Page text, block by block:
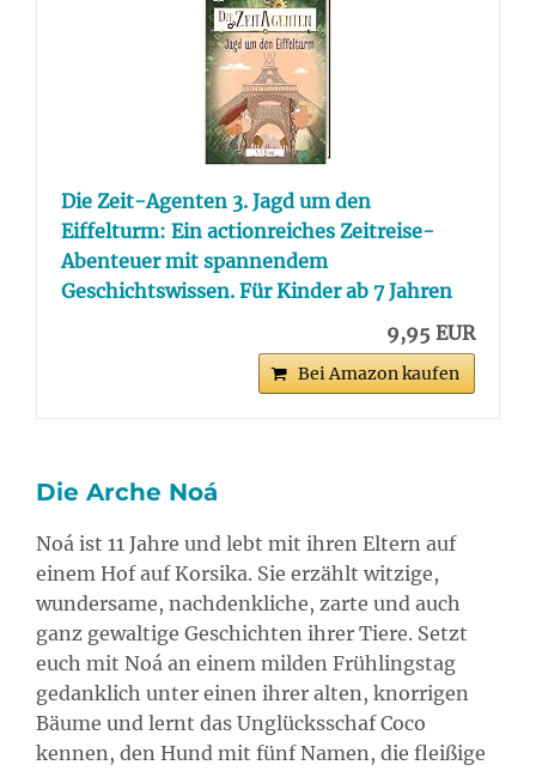
Die Zeit-Agenten 3. Jagd um den
Eiffelturm: Ein actionreiches Zeitreise-
Abenteuer mit spannendem
Geschichtswissen. Für Kinder ab 7 Jahren
9,95 EUR
Bei Amazon kaufen
Die Arche Noá
Noá ist 11 Jahre und lebt mit ihren Eltern auf
einem Hof auf Korsika. Sie erzählt witzige,
wundersame, nachdenkliche, zarte und auch
ganz gewaltige Geschichten ihrer Tiere. Setzt
euch mit Noá an einem milden Frühlingstag
gedanklich unter einen ihrer alten, knorrigen
Bäume und lernt das Unglücksschaf Coco
kennen, den Hund mit fünf Namen, die fleißige